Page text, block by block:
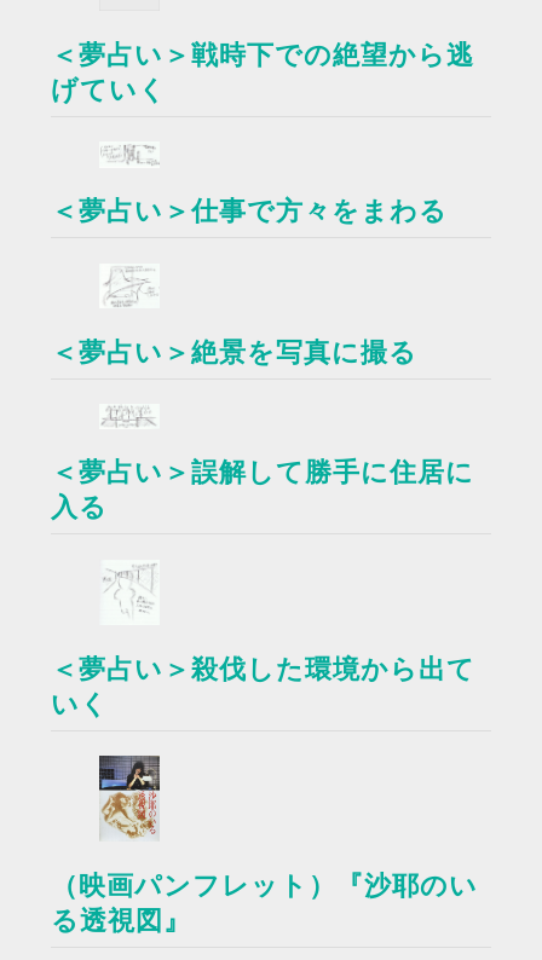
＜夢占い＞戦時下での絶望から逃
げていく
＜夢占い＞仕事で方々をまわる
＜夢占い＞絶景を写真に撮る
＜夢占い＞誤解して勝手に住居に
入る
＜夢占い＞殺伐した環境から出て
いく
（映画パンフレット）『沙耶のい
る透視図』